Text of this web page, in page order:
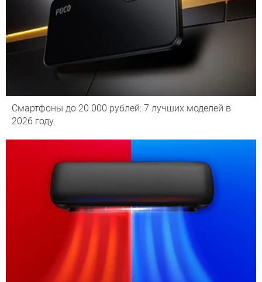
Смартфоны до 20 000 рублей: 7 лучших моделей в
2026 году